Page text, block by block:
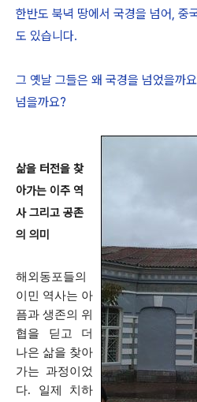
한반도 북녁 땅에서 국경을 넘어, 중
도 있습니다.
그 옛날 그들은 왜 국경을 넘었을까
넘을까요?
삶을 터전을 찾
아가는 이주 역
사 그리고 공존
의 의미
해외동포들의
이민 역사는 아
픔과 생존의 위
협을 딛고 더
나은 삶을 찾아
가는 과정이었
다. 일제 치하